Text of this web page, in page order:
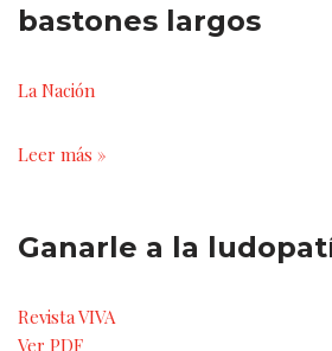
bastones largos
La Nación
Leer más »
Ganarle a la
Revista VIVA
Ver PDF